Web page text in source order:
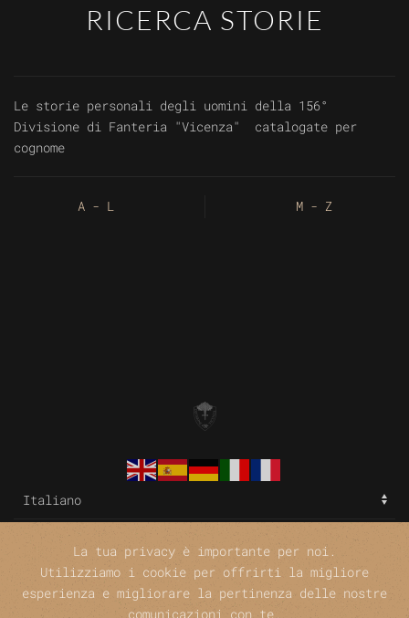
RICERCA STORIE
Le storie personali degli uomini della 156°
Divisione di Fanteria "Vicenza" catalogate per
cognome
A - L M - Z
©
La tua privacy è importante per noi.
Utilizziamo i cookie per offrirti la migliore
esperienza e migliorare la pertinenza delle nostre
comunicazioni con te.